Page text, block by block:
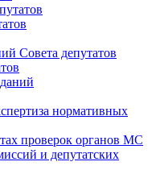
Совета депутатов
нормативных
проверок органов МС
и депутатских